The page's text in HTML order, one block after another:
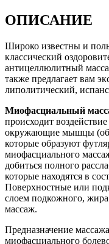
ОПИСАНИЕ
Широко известны и
классический
антицеллюлитный
также предлагает вам
липолитический,
Миофасциальный
происходит
окружающие мышцы
которые образуют
миофасциального
добиться полного
которые находятся в
Поверхностные или
слоем подкожного,
массаж.
Предназначение
миофасциального